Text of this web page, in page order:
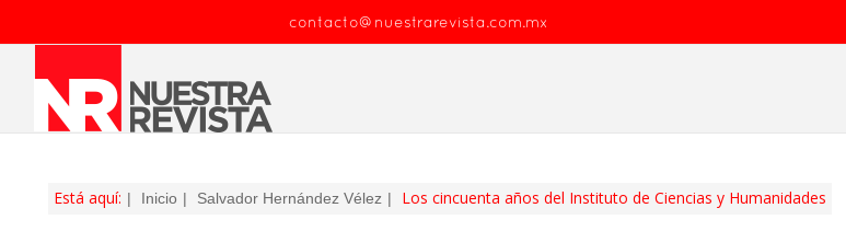
contacto@nuestrarevista.com.mx
Está aquí: Inicio Salvador Hernández Vélez Los cincuenta años del Instituto de Ciencias y Humanidades